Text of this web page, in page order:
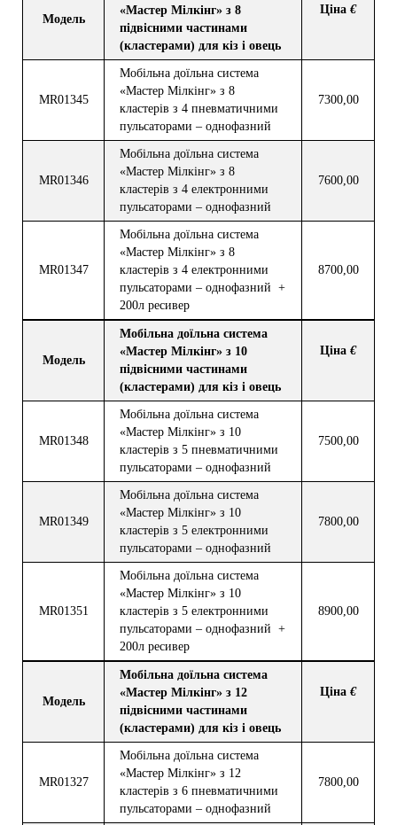
Модель
«Мастер Мілкінг»з 8
підвіснимичастинами
(кластерами) для кізі овець
Ціна €
MR01345
Мобільна доїльна система
«Мастер Мілкінг»з 8
кластерівз 4 пневматичними
пульсаторами – однофазний
7300,00
MR01346
Мобільна доїльна система
«Мастер Мілкінг»з 8
кластерівз 4електронними
пульсаторами – однофазний
7600,00
MR01347
Мобільна доїльна система
«Мастер Мілкінг»з 8
кластерівз 4електронними
пульсаторами – однофазний +
200л ресивер
8700,00
Модель
Мобільна доїльна система
«Мастер Мілкінг»з 10
підвіснимичастинами
(кластерами) для кізі овець
Ціна €
MR01348
Мобільна доїльна система
«Мастер Мілкінг»з 10
кластерівз 5 пневматичними
пульсаторами – однофазний
7500,00
MR01349
Мобільна доїльна система
«Мастер Мілкінг»з 10
кластерівз 5 електронними
пульсаторами – однофазний
7800,00
MR01351
Мобільна доїльна система
«Мастер Мілкінг»з 10
кластерівз 5 електронними
пульсаторами – однофазний +
200л ресивер
8900,00
Модель
Мобільна доїльна система
«Мастер Мілкінг»з 12
підвіснимичастинами
(кластерами) для кізі овець
Ціна €
MR01327
Мобільна доїльна система
«Мастер Мілкінг»з 12
кластерівз 6 пневматичними
пульсаторами – однофазний
7800,00